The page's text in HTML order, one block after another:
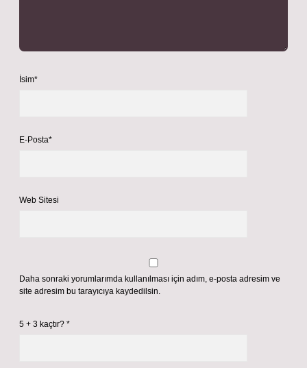
İsim*
E-Posta*
Web Sitesi
Daha sonraki yorumlarımda kullanılması için adım, e-posta adresim ve
site adresim bu tarayıcıya kaydedilsin.
5 + 3 kaçtır? *